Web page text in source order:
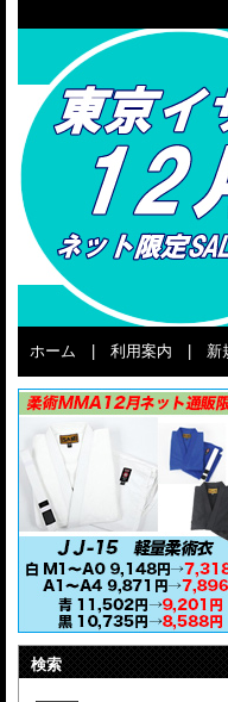
ホーム 利用案内 新
検索